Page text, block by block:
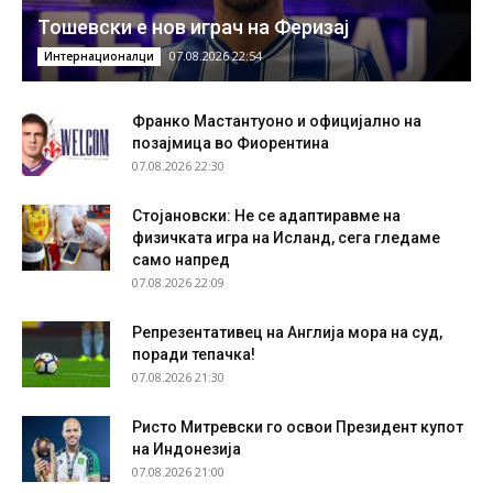
Тошевски е нов играч на Феризај
Интернационалци 07.08.2026 22:54
Франко Мастантуоно и официјално на
позајмица во Фиорентина
07.08.2026 22:30
Стојановски: Не се адаптиравме на
физичката игра на Исланд, сега гледаме
само напред
07.08.2026 22:09
Репрезентативец на Англија мора на суд,
поради тепачка!
07.08.2026 21:30
Ристо Митревски го освои Президент купот
на Индонезија
07.08.2026 21:00